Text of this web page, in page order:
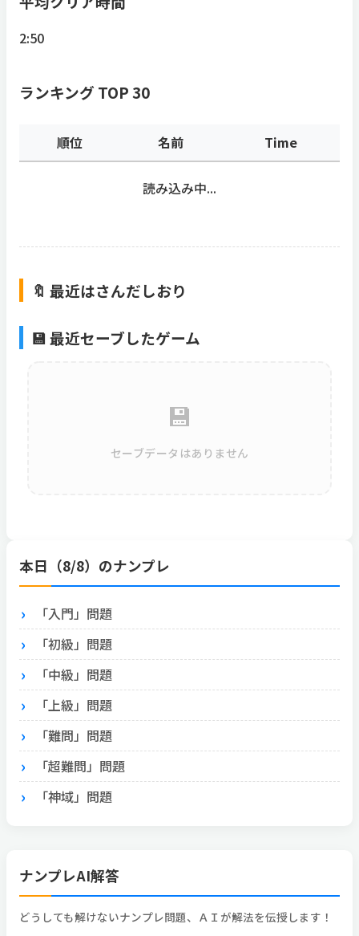
2:50
ランキング TOP 30
順位 名前 Time
読み込み中...
🔖 最近はさんだしおり
💾 最近セーブしたゲーム
💾
セーブデータはありません
本日（8/8）のナンプレ
「入門」問題
「初級」問題
「中級」問題
「上級」問題
「難問」問題
「超難問」問題
「神域」問題
ナンプレAI解答
どうしても解けないナンプレ問題、ＡＩが解法を伝授します！